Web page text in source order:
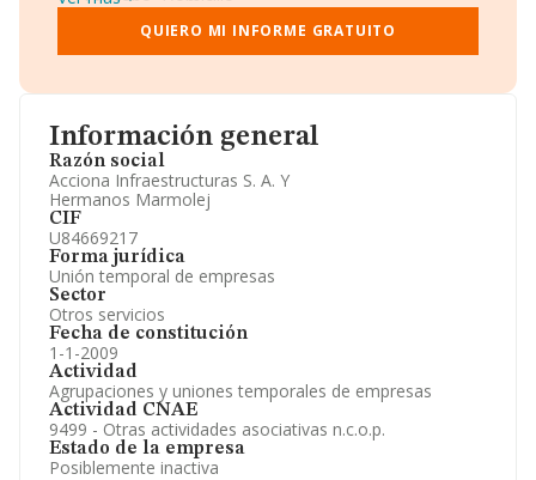
Información general
Razón social
Acciona Infraestructuras S. A. Y
Hermanos Marmolej
CIF
U84669217
Forma jurídica
Unión temporal de empresas
Sector
Otros servicios
Fecha de constitución
1-1-2009
Actividad
Agrupaciones y uniones temporales de empresas
Actividad CNAE
9499 - Otras actividades asociativas n.c.o.p.
Estado de la empresa
Posiblemente inactiva
Informe Mercantil Completo (BORME).
Gráficos de Evolución Ventas y Empleados.
Consejo de Administración y Administradores.
Accionistas.
Artículos de prensa publicados sobre la empresa.
Información oficial y registral complementaria.
QUIERO MI INFORME GRATUITO